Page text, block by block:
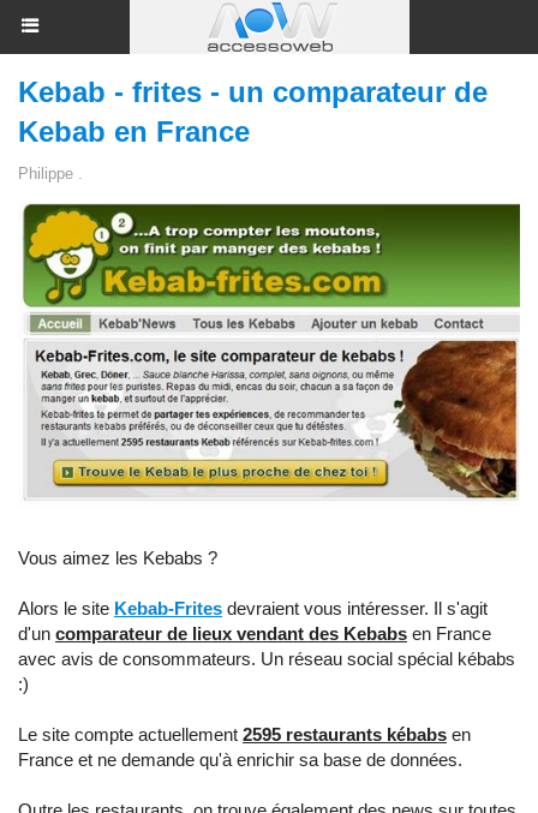
Kebab - frites - un comparateur de
Kebab en France
Philippe .
Vous aimez les Kebabs ?
Alors le site Kebab-Frites devraient vous intéresser. Il s'agit
d'un comparateur de lieux vendant des Kebabs en France
avec avis de consommateurs. Un réseau social spécial kébabs
:)
Le site compte actuellement 2595 restaurants kébabs en
France et ne demande qu'à enrichir sa base de données.